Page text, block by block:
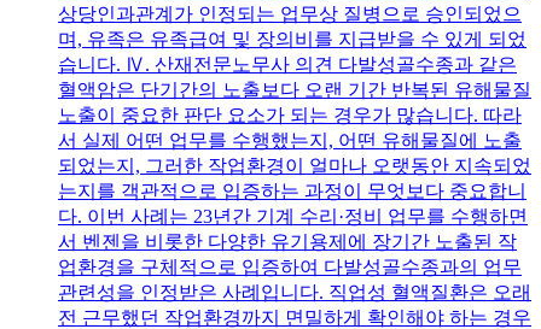
상당인과관계가 인정되는 업무상 질병으로 승인되었으
며, 유족은 유족급여 및 장의비를 지급받을 수 있게 되었
습니다. Ⅳ. 산재전문노무사 의견 다발성골수종과 같은
혈액암은 단기간의 노출보다 오랜 기간 반복된 유해물질
노출이 중요한 판단 요소가 되는 경우가 많습니다. 따라
서 실제 어떤 업무를 수행했는지, 어떤 유해물질에 노출
되었는지, 그러한 작업환경이 얼마나 오랫동안 지속되었
는지를 객관적으로 입증하는 과정이 무엇보다 중요합니
다. 이번 사례는 23년간 기계 수리·정비 업무를 수행하면
서 벤젠을 비롯한 다양한 유기용제에 장기간 노출된 작
업환경을 구체적으로 입증하여 다발성골수종과의 업무
관련성을 인정받은 사례입니다. 직업성 혈액질환은 오래
전 근무했던 작업환경까지 면밀하게 확인해야 하는 경우